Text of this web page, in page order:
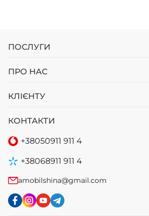
ПОСЛУГИ
ПРО НАС
КЛІЄНТУ
КОНТАКТИ
+38050911 911 4
+38068911 911 4
amobilshina@gmail.com